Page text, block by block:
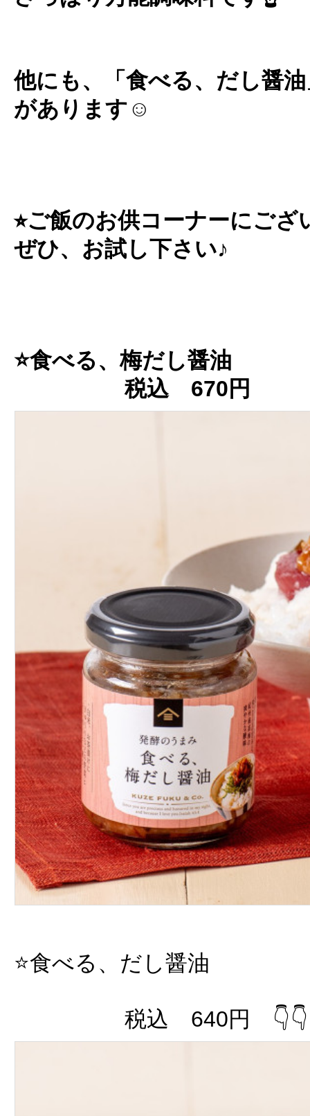
他にも、「食べる、だし醤
があります☺️
⭐︎ご飯のお供コーナーにござ
ぜひ、お試し下さい♪
⭐️食べる、梅だし醤油
税込 670円
⭐️食べる、だし醤油
税込 640円 👇👇